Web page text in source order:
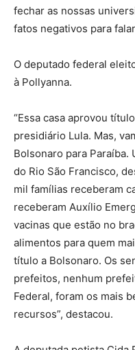
fechar as nossas
fatos negativos para
O deputado federal
à Pollyanna.
“Essa casa aprovou
presidiário Lula. Mas,
Bolsonaro para
do Rio São Francisco,
mil famílias receberam
receberam Auxílio
vacinas que estão no
alimentos para quem
título a Bolsonaro. Os
prefeitos, nenhum
Federal, foram os mais
recursos”, destacou.